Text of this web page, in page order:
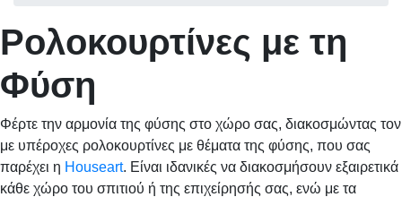
Ρολοκουρτίνες με τη
Φύση
Φέρτε την αρμονία της φύσης στο χώρο σας, διακοσμώντας τον
με υπέροχες ρολοκουρτίνες με θέματα της φύσης, που σας
παρέχει η Houseart. Είναι ιδανικές να διακοσμήσουν εξαιρετικά
κάθε χώρο του σπιτιού ή της επιχείρησής σας, ενώ με τα